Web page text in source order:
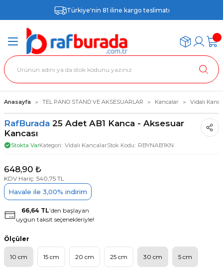
Türkiye'nin 81 iline kargo teslimatı
Anasayfa TEL PANO STAND VE AKSESUARLAR Kancalar Vidalı
RafBurada 25 Adet AB1 Kanca - Aksesuar
Kancası
Stokta VarKategori Vidalı KancalarStok Kodu RBYNAB1KN
648,90 ₺
KDV Hariç: 540,75 TL
Havale ile 3,00% indirim
66,64 TL’den başlayan
uygun taksit seçenekleriyle!
Ölçüler
10 cm 15 cm 20 cm 25 cm 30 cm 5 cm